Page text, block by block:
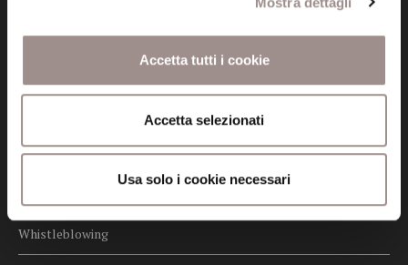
Accetta tutti i cookie
Accetta selezionati
Usa solo i cookie necessari
Privacy
Whistleblowing